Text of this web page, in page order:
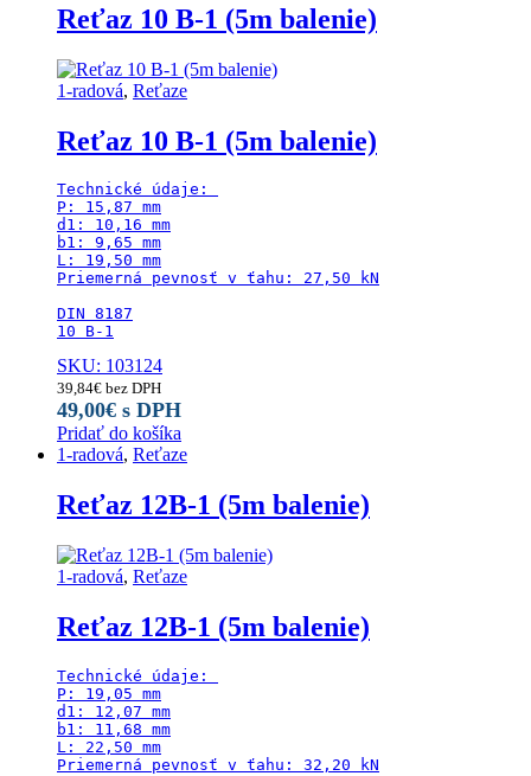
Reťaz 10 B-1 (5m balenie)
1-radová, Reťaze
Reťaz 10 B-1 (5m balenie)
Technické údaje:
P: 15,87 mm
d1: 10,16 mm
b1: 9,65 mm
L: 19,50 mm
Priemerná pevnosť v ťahu: 27,50 kN
DIN 8187
10 B-1
SKU: 103124
39,84€ bez DPH
49,00€ s DPH
Pridať do košíka
1-radová, Reťaze
Reťaz 12B-1 (5m balenie)
1-radová, Reťaze
Reťaz 12B-1 (5m balenie)
Technické údaje:
P: 19,05 mm
d1: 12,07 mm
b1: 11,68 mm
L: 22,50 mm
Priemerná pevnosť v ťahu: 32,20 kN